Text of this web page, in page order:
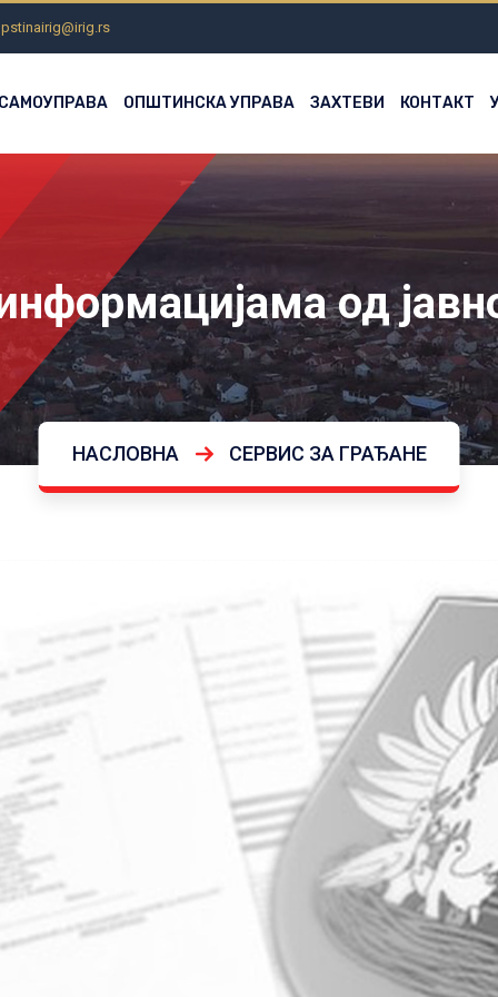
ОПШТИНСКА УПРАВА ЗАХТЕВИ КОНТАКТ
од
НАСЛОВНА СЕРВИС ЗА ГРАЂАНЕ